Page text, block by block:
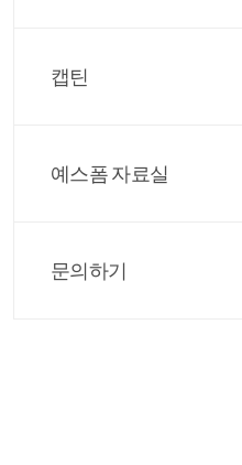
캡틴
예스폼 자료실
문의하기